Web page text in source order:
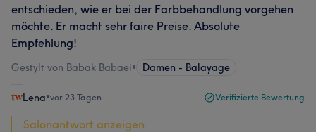
entschieden, wie er bei der Farbbehandlung vorgehen
möchte. Er macht sehr faire Preise. Absolute
Empfehlung!
Gestylt von Babak Babaei• Damen - Balayage
Lena•vor 23 Tagen Verifizierte Bewertung
Salonantwort anzeigen